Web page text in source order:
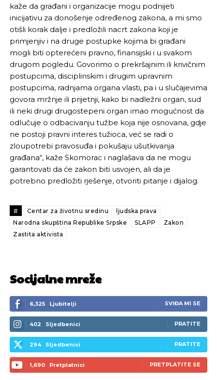
Pusti priču da živi!
Ovim putem želimo da vam se zahvalimo što ste
odlučili da pustite Vašu priču da živi, Redakcija
Objavi.ba
Pusti priču da živi!
Ovim putem želimo da vam se zahvalimo što ste
odlučili da pustite Vašu priču da živi, Redakcija
Objavi.ba
kaže da građani i organizacije mogu podnijeti
inicijativu za donošenje određenog zakona, a mi smo
otišli korak dalje i predložili nacrt zakona koji je
primjenjiv i na druge postupke kojima bi građani
mogli biti opterećeni pravno, finansijski i u svakom
drugom pogledu. Govorimo o prekršajnim ili krivičnim
postupcima, disciplinskim i drugim upravnim
postupcima, radnjama organa vlasti, pa i u slučajevima
govora mržnje ili prijetnji, kako bi nadležni organ, sud
ili neki drugi drugostepeni organ imao mogućnost da
odlučuje o odbacivanju tužbe koja nije osnovana, gdje
ne postoji pravni interes tužioca, već se radi o
zloupotrebi pravosuđa i pokušaju ušutkivanja
građana“, kaže Skomorac i naglašava da ne mogu
garantovati da će zakon biti usvojen, ali da je
potrebno predložiti rješenje, otvoriti pitanje i dijalog.
# Centar za životnu sredinu
ljudska prava
Narodna skupština Republike Srpske
SLAPP
Zakon
Zastita aktivista
Socijalne mreže
6,325 Ljubitelji SVIĐA MI SE
402 Sljedbenici PRATITE
294 Sljedbenici PRATITE
1,690 Pretplatnici PRETPLATITE SE